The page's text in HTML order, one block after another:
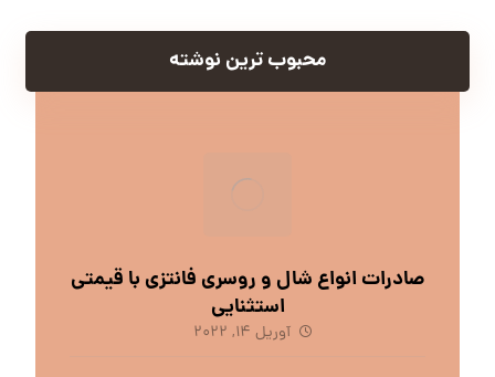
محبوب ترین نوشته
صادرات انواع شال و روسری فانتزی با قیمتی
استثنایی
آوریل 14, 2022